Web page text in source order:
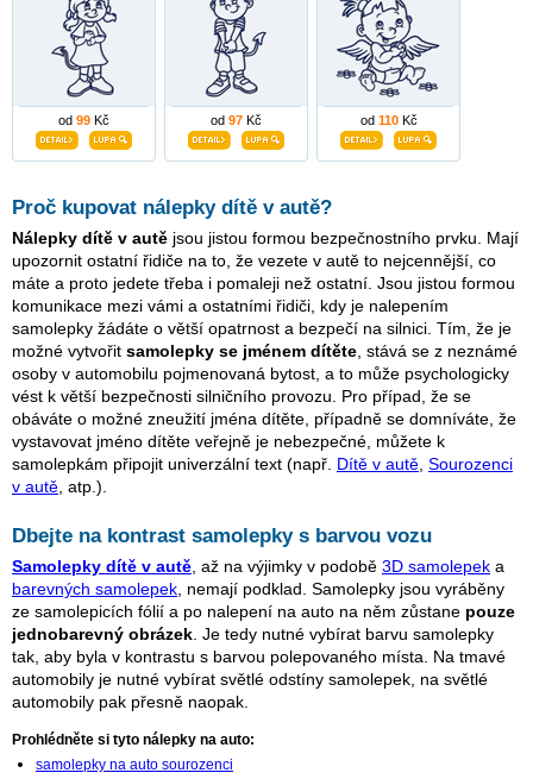
od 99 Kč od 97 Kč od 110Kč
Proč kupovat nálepky dítě v autě?
Nálepky dítě v autě jsou jistou formou bezpečnostního prvku. Mají
upozornit ostatní řidiče na to, že vezete v autě to nejcennější, co
máte a proto jedete třeba i pomaleji než ostatní. Jsou jistou formou
komunikace mezi vámi a ostatními řidiči, kdy je nalepením
samolepky žádáte o větší opatrnost a bezpečí na silnici. Tím, že je
možné vytvořit samolepky se jménem dítěte , stává se z neznámé
osoby v automobilu pojmenovaná bytost, a to může psychologicky
vést k větší bezpečnosti silničního provozu. Pro případ, že se
obáváte o možné zneužití jména dítěte, případně se domníváte, že
vystavovat jméno dítěte veřejně je nebezpečné, můžete k
samolepkám připojit univerzální text (např. Dítě v autě Sourozenci
v autě , atp.).
Dbejte na kontrast samolepky s barvou vozu
Samolepky dítě v autě , až na výjimky v podobě 3D samolepek a
barevných samolepek , nemají podklad. Samolepky jsou vyráběny
ze samolepicích fólií a po nalepení na auto na něm zůstane pouze
jednobarevný obrázek . Je tedy nutné vybírat barvu samolepky
tak, aby byla v kontrastu s barvou polepovaného místa. Na tmavé
automobily je nutné vybírat světlé odstíny samolepek, na světlé
automobily pak přesně naopak.
Prohlédněte si tyto nálepky na auto:
samolepky na auto sourozenci